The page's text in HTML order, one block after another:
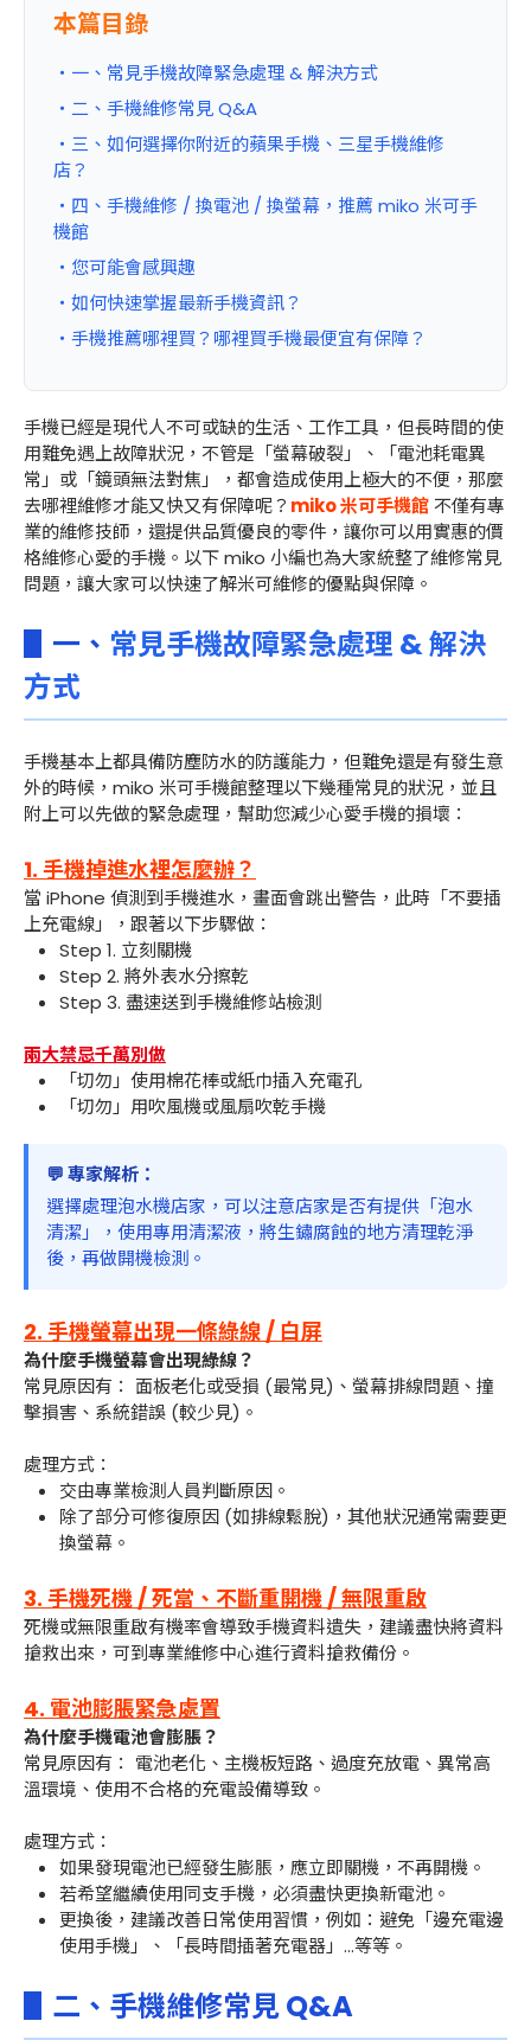
本篇目錄
・一、常見手機故障緊急處理 & 解決方式
・二、手機維修常見 Q&A
・三、如何選擇你附近的蘋果手機、三星手機維修
店？
・四、手機維修 / 換電池 / 換螢幕，推薦 miko 米可手
機館
・您可能會感興趣
・如何快速掌握最新手機資訊？
・手機推薦哪裡買？哪裡買手機最便宜有保障？
手機已經是現代人不可或缺的生活、工作工具，但長時間的使
用難免遇上故障狀況，不管是「螢幕破裂」、「電池耗電異
常」或「鏡頭無法對焦」，都會造成使用上極大的不便，那麼
去哪裡維修才能又快又有保障呢？ miko 米可手機館不僅有專
業的維修技師，還提供品質優良的零件，讓你可以用實惠的價
格維修心愛的手機。以下 miko 小編也為大家統整了維修常見
問題，讓大家可以快速了解米可維修的優點與保障。
▋一、 常見手機故障緊急處理 & 解決
方式
手機基本上都具備防塵防水的防護能力，但難免還是有發生意
外的時候，miko 米可手機館整理以下幾種常見的狀況，並且
附上可以先做的緊急處理，幫助您減少心愛手機的損壞：
1. 手機掉進水裡怎麼辦？
當 iPhone 偵測到手機進水，畫面會跳出警告，此時「不要插
上充電線」，跟著以下步驟做：
Step 1. 立刻關機
Step 2. 將外表水分擦乾
Step 3. 盡速送到手機維修站檢測
兩大禁忌千萬別做
「切勿」使用棉花棒或紙巾插入充電孔
「切勿」用吹風機或風扇吹乾手機
💬 專家解析：
選擇處理泡水機店家，可以注意店家是否有提供「泡水
清潔」，使用專用清潔液，將生鏽腐蝕的地方清理乾淨
後，再做開機檢測。
2. 手機螢幕出現一條綠線 / 白屏
為什麼手機螢幕會出現綠線？
常見原因有： 面板老化或受損 (最常見)、螢幕排線問題、撞
擊損害、系統錯誤 (較少見)。
處理方式：
交由專業檢測人員判斷原因。
除了部分可修復原因 (如排線鬆脫)，其他狀況通常需要更
換螢幕。
3. 手機死機 / 死當、不斷重開機 / 無限重啟
死機或無限重啟有機率會導致手機資料遺失，建議盡快將資料
搶救出來，可到專業維修中心進行資料搶救備份。
4. 電池膨脹緊急處置
為什麼手機電池會膨脹？
常見原因有： 電池老化、主機板短路、過度充放電、異常高
溫環境、使用不合格的充電設備導致。
處理方式：
如果發現電池已經發生膨脹，應立即關機，不再開機。
若希望繼續使用同支手機，必須盡快更換新電池。
更換後，建議改善日常使用習慣，例如：避免「邊充電邊
使用手機」、「長時間插著充電器」...等等。
▋二、手機維修常見 Q&A